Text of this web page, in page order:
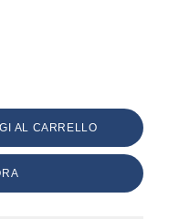
AL CARRELLO